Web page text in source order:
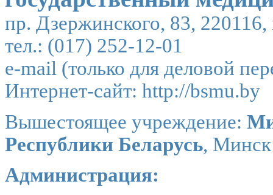
пр. Дзержинского, 83,
тел.: (017) 252-12-01
e-mail (только для деловой
Интернет-сайт: http://bsmu.by
Вышестоящее учреждение:
Республики Беларусь, Минск
Администрация: